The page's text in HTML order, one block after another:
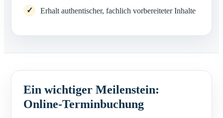
Erhalt authentischer, fachlich vorbereiteter Inhalte
Ein wichtiger Meilenstein:
Online-Terminbuchung